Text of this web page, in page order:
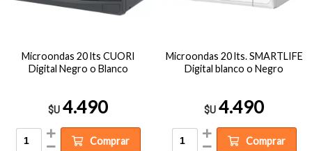
Microondas 20 lts CUORI
Digital Negro o Blanco
$U 4.490
Comprar
Microondas 20 lts. SMARTLIFE
Digital blanco o Negro
$U 4.490
Comprar